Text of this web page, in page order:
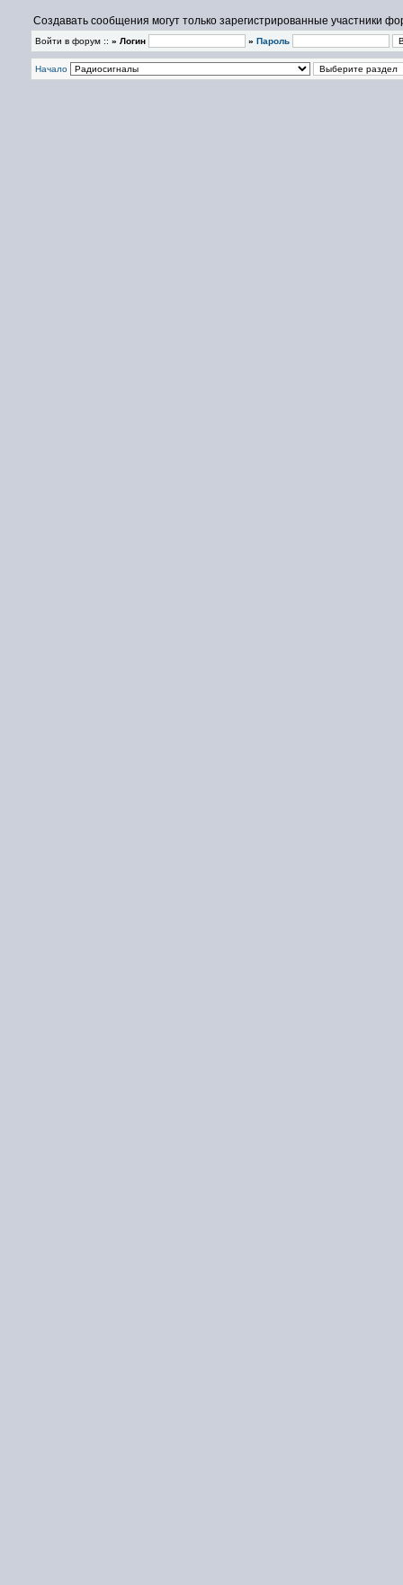
Создавать сообщения могут только зарегистрированные участники
Войти в форум :: » Логин » Пароль
Начало